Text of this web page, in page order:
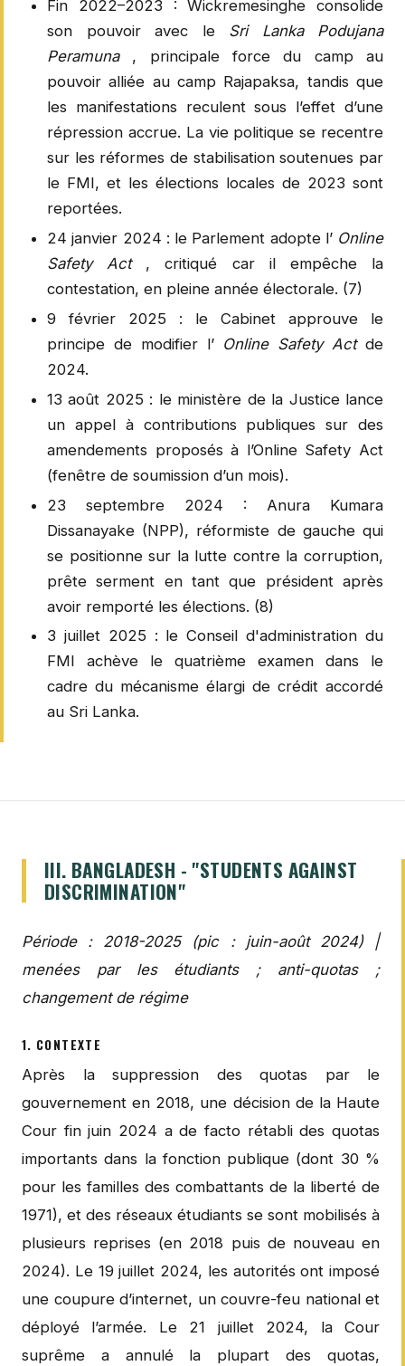
Fin 2022–2023 : Wickremesinghe consolide
son pouvoir avec le Sri Lanka Podujana
Peramuna, principale force du camp au
pouvoir alliée au camp Rajapaksa, tandis que
les manifestations reculent sous l’effet d’une
répression accrue. La vie politique se recentre
sur les réformes de stabilisation soutenues par
le FMI, et les élections locales de 2023 sont
reportées.
24 janvier 2024 : le Parlement adopte l’ Online
Safety Act, critiqué car il empêche la
contestation, en pleine année électorale. (7)
9 février 2025 : le Cabinet approuve le
principe de modifier l’ Online Safety Actde
2024.
13 août 2025 : le ministère de la Justice lance
un appel à contributions publiques sur des
amendements proposés à l’Online Safety Act
(fenêtre de soumission d’un mois).
23 septembre 2024 : Anura Kumara
Dissanayake (NPP), réformiste de gauche qui
se positionne sur la lutte contre la corruption,
prête serment en tant que président après
avoir remporté les élections. (8)
3 juillet 2025 : le Conseil d'administration du
FMI achève le quatrième examen dans le
cadre du mécanisme élargi de crédit accordé
au Sri Lanka.
III. BANGLADESH - "STUDENTS AGAINST
DISCRIMINATION"
Période : 2018-2025 (pic : juin-août 2024) |
menées par les étudiants ; anti-quotas ;
changement de régime
1. CONTEXTE
Après la suppression des quotas par le
gouvernement en 2018, une décision de la Haute
Cour fin juin 2024 a de facto rétabli des quotas
importants dans la fonction publique (dont 30 %
pour les familles des combattants de la liberté de
1971), et des réseaux étudiants se sont mobilisés à
plusieurs reprises (en 2018 puis de nouveau en
2024). Le 19 juillet 2024, les autorités ont imposé
une coupure d’internet, un couvre-feu national et
déployé l’armée. Le 21 juillet 2024, la Cour
suprême a annulé la plupart des quotas,